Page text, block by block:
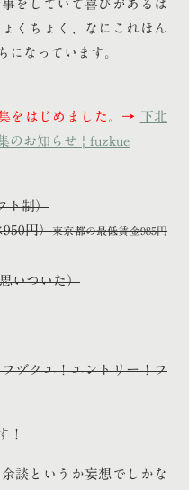
をしていて喜びがあるは
くちょく、なにこれほん
になっています。
をはじめました。→
下北
のお知らせ | fuzkue
ト制）
円）東京都の最低賃金985円
いついた）
ヅクエ！エントリー！フ
！
談というか妄想でしかな